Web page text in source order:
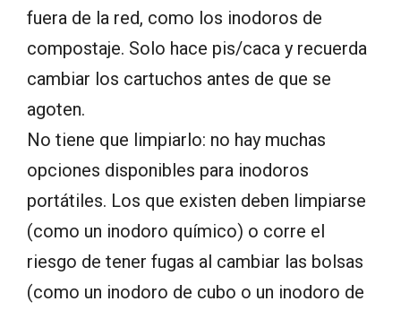
fuera de la red, como los inodoros de
compostaje. Solo hace pis/caca y recuerda
cambiar los cartuchos antes de que se
agoten.
No tiene que limpiarlo: no hay muchas
opciones disponibles para inodoros
portátiles. Los que existen deben limpiarse
(como un inodoro químico) o corre el
riesgo de tener fugas al cambiar las bolsas
(como un inodoro de cubo o un inodoro de